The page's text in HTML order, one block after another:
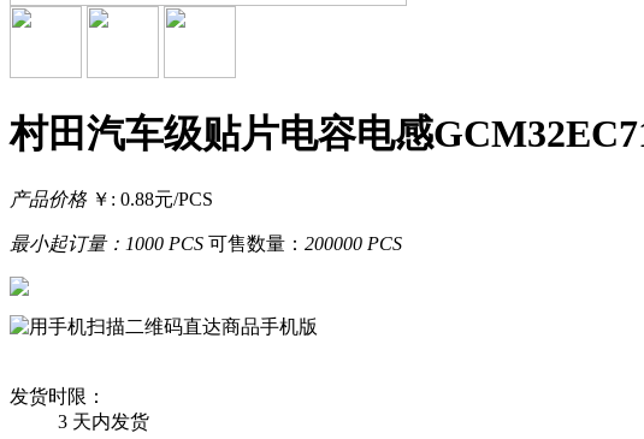
村田汽车级贴片电容电感
产品价格 ￥: 0.88元/PCS
最小起订量： 1000 PCS 可售数量： 200000 PCS
发货时限：
3 天内发货